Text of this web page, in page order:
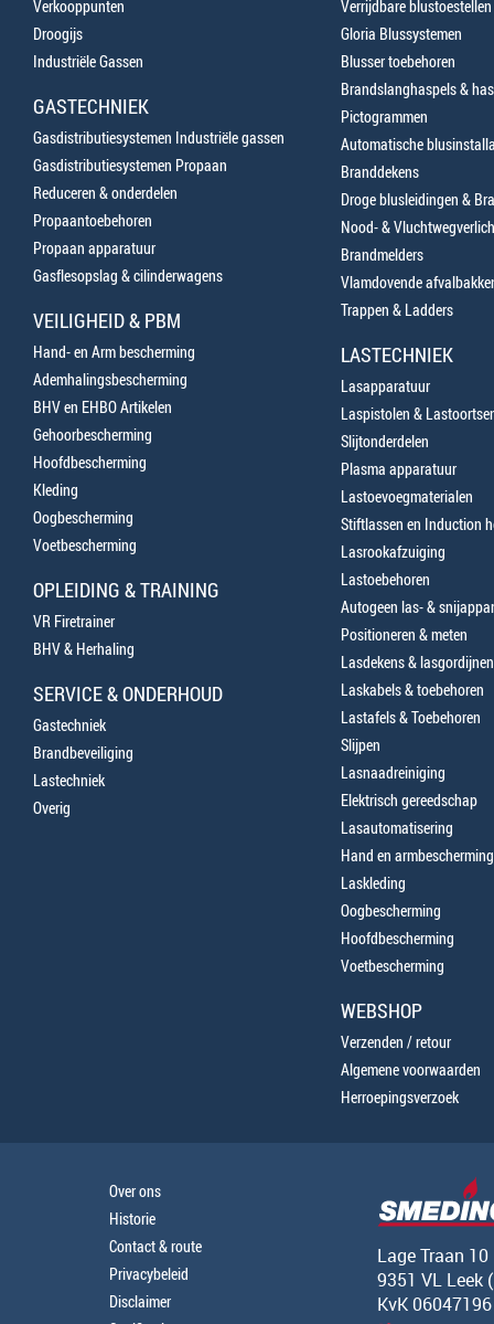
Verkooppunten
Droogijs
Industriële Gassen
GASTECHNIEK
Gasdistributiesystemen Industriële gassen
Gasdistributiesystemen Propaan
Reduceren & onderdelen
Propaantoebehoren
Propaan apparatuur
Gasflesopslag & cilinderwagens
VEILIGHEID & PBM
Hand- en Arm bescherming
Ademhalingsbescherming
BHV en EHBO Artikelen
Gehoorbescherming
Hoofdbescherming
Kleding
Oogbescherming
Voetbescherming
OPLEIDING & TRAINING
VR Firetrainer
BHV & Herhaling
SERVICE & ONDERHOUD
Gastechniek
Brandbeveiliging
Lastechniek
Overig
Verrijdbare blustoestellen
Gloria Blussystemen
Blusser toebehoren
Brandslanghaspels &
Pictogrammen
Automatische
Branddekens
Droge blusleidingen &
Nood- &
Brandmelders
Vlamdovende
Trappen & Ladders
LASTECHNIEK
Lasapparatuur
Laspistolen &
Slijtonderdelen
Plasma apparatuur
Lastoevoegmaterialen
Stiftlassen en Induction
Lasrookafzuiging
Lastoebehoren
Autogeen las- &
Positioneren & meten
Lasdekens & lasgordijnen
Laskabels & toebehoren
Lastafels & Toebehoren
Slijpen
Lasnaadreiniging
Elektrisch gereedschap
Lasautomatisering
Hand en armbescherming
Laskleding
Oogbescherming
Hoofdbescherming
Voetbescherming
WEBSHOP
Verzenden / retour
Algemene voorwaarden
Herroepingsverzoek
Over ons
Historie
Contact & route
Privacybeleid
Disclaimer
Lage Traan 10
9351 VL Leek
KvK 06047196